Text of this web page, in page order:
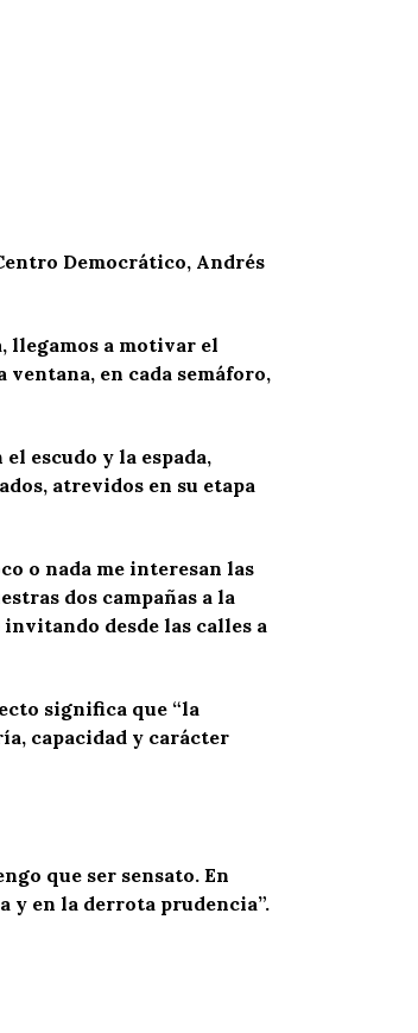
Democrático, Andrés
llegamos a motivar el
en cada semáforo,
escudo y la espada,
atrevidos en su etapa
o nada me interesan las
dos campañas a la
desde las calles a
significa que “la
capacidad y carácter
que ser sensato. En
y en la derrota prudencia”.